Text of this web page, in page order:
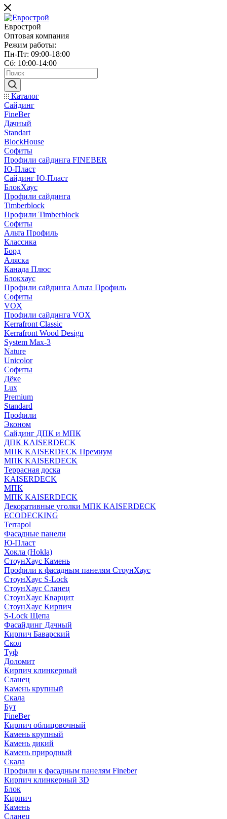
Еврострой
Оптовая компания
Режим работы:
Пн-Пт: 09:00-18:00
Сб: 10:00-14:00
Каталог
Сайдинг
FineBer
Дачный
Standart
BlockHouse
Софиты
Профили сайдинга FINEBER
Ю-Пласт
Сайдинг Ю-Пласт
БлокХаус
Профили сайдинга
Timberblock
Профили Timberblock
Софиты
Альта Профиль
Классика
Борд
Аляска
Канада Плюс
Блокхаус
Профили сайдинга Альта Профиль
Софиты
VOX
Профили сайдинга VOX
Kerrafront Classic
Kerrafront Wood Design
System Max-3
Nature
Unicolor
Софиты
Дёке
Lux
Premium
Standard
Профили
Эконом
Сайдинг ДПК и МПК
ДПК KAISERDECK
МПК KAISERDECK Премиум
МПК KAISERDECK
Террасная доска
KAISERDECK
МПК
МПК KAISERDECK
Декоративные уголки МПК KAISERDECK
ECODECKING
Terrapol
Фасадные панели
Ю-Пласт
Хокла (Hokla)
СтоунХаус Камень
Профили к фасадным панелям СтоунХаус
СтоунХаус S-Lock
СтоунХаус Сланец
СтоунХаус Кварцит
СтоунХаус Кирпич
S-Lock Щепа
Фасайдинг Дачный
Кирпич Баварский
Скол
Туф
Доломит
Кирпич клинкерный
Сланец
Камень крупный
Скала
Бут
FineBer
Кирпич облицовочный
Камень крупный
Камень дикий
Камень природный
Скала
Профили к фасадным панелям Fineber
Кирпич клинкерный 3D
Блок
Кирпич
Камень
Сланец